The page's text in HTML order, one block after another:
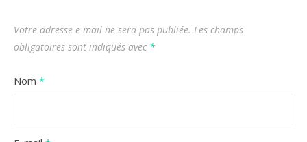
Votre adresse e-mail ne sera pas publiée. Les champs
obligatoires sont indiqués avec *
Nom *